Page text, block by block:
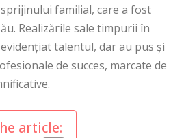
familial, care a fost
Realizările sale timpurii în
talentul, dar au pus și
de succes, marcate de
article: